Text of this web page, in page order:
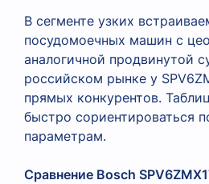
В сегменте узких
посудомоечных машин с
аналогичной продвинутой
российском рынке у
прямых конкурентов.
быстро сориентироваться
параметрам.
Сравнение Bosch